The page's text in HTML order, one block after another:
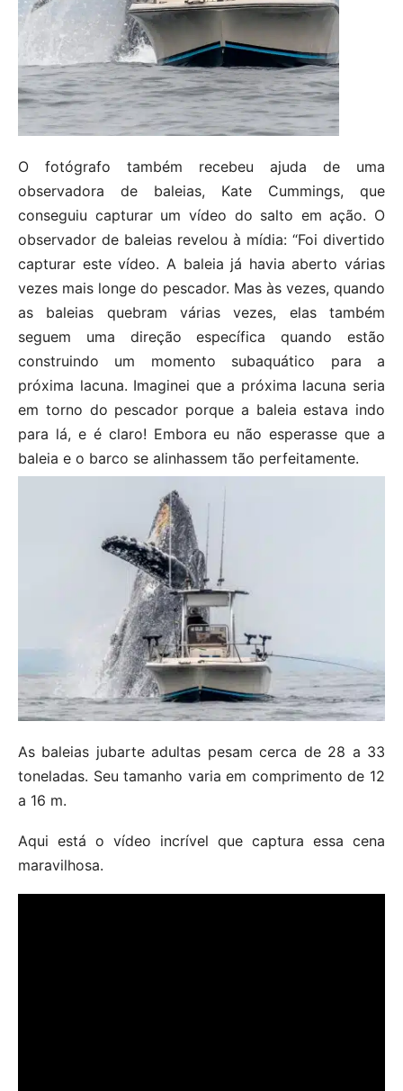
O fotógrafo também recebeu ajuda de uma
observadora de baleias, Kate Cummings, que
conseguiu capturar um vídeo do salto em ação. O
observador de baleias revelou à mídia: “Foi divertido
capturar este vídeo. A baleia já havia aberto várias
vezes mais longe do pescador. Mas às vezes, quando
as baleias quebram várias vezes, elas também
seguem uma direção específica quando estão
construindo um momento subaquático para a
próxima lacuna. Imaginei que a próxima lacuna seria
em torno do pescador porque a baleia estava indo
para lá, e é claro! Embora eu não esperasse que a
baleia e o barco se alinhassem tão perfeitamente.
As baleias jubarte adultas pesam cerca de 28 a 33
toneladas. Seu tamanho varia em comprimento de 12
a 16 m.
Aqui está o vídeo incrível que captura essa cena
maravilhosa.